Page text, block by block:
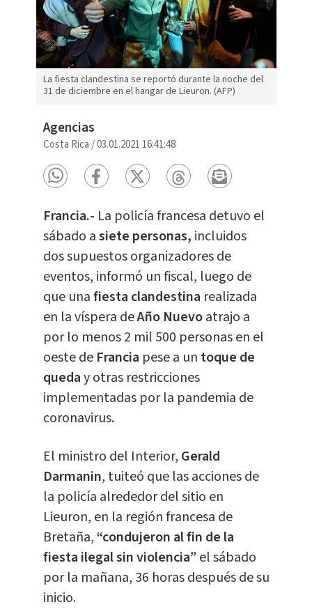
La fiesta clandestina se reportó durante la noche del
31 de diciembre en el hangar de Lieuron. (AFP)
Agencias
Costa Rica /03.01.2021 16:41:48
Francia.- La policía francesa detuvo el
sábado asiete personas, incluidos
dos supuestos organizadores de
eventos, informó un fiscal, luego de
que unafiesta clandestina realizada
en la víspera deAño Nuevoatrajo a
por lo menos 2 mil 500 personas en el
oeste de Francia pese a un toque de
queday otras restricciones
implementadas por la pandemia de
coronavirus.
El ministro del Interior, Gerald
Darmanin, tuiteó que las acciones de
la policía alrededor del sitio en
Lieuron, en la región francesa de
Bretaña,“condujeron al fin de la
fiesta ilegal sin violencia” el sábado
por la mañana, 36 horas después de su
inicio.